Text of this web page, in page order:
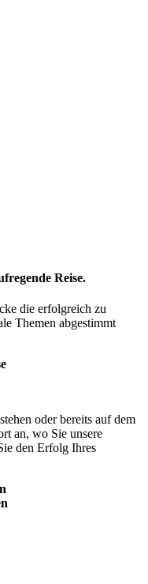
Reise.
die erfolgreich zu
Themen abgestimmt
oder bereits auf dem
an, wo Sie unsere
den Erfolg Ihres